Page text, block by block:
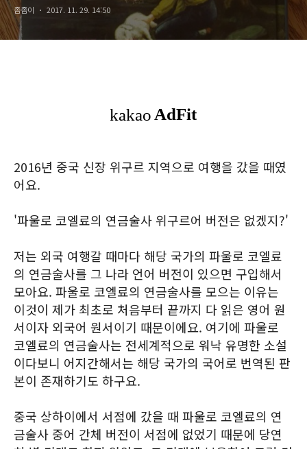
좀좀이 2017. 11. 29. 14:50
2016년 중국 신장 위구르 지역으로 여행을 갔을 때였
어요.
'파울로 코엘료의 연금술사 위구르어 버전은 없겠지?'
저는 외국 여행갈 때마다 해당 국가의 파울로 코엘료
의 연금술사를 그 나라 언어 버전이 있으면 구입해서
모아요. 파울로 코엘료의 연금술사를 모으는 이유는
이것이 제가 최초로 처음부터 끝까지 다 읽은 영어 원
서이자 외국어 원서이기 때문이에요. 여기에 파울로
코엘료의 연금술사는 전세계적으로 워낙 유명한 소설
이다보니 어지간해서는 해당 국가의 국어로 번역된 판
본이 존재하기도 하구요.
중국 상하이에서 서점에 갔을 때 파울로 코엘료의 연
금술사 중어 간체 버전이 서점에 없었기 때문에 당연